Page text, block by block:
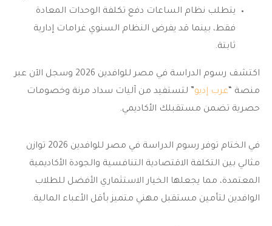
يتطلب نظام الساعات دفع تكلفة الوحدات المعادة
فقط، بينما قد يفرض النظام السنوي غرامات إدارية
ثابتة.
اكتشف رسوم الدراسة في مصر للوافدين 2026
وسجل الآن عبر
منصة “ عرب إديو” لتستفيد من آليات سداد مرنة وخصومات
حصرية تضمن مستقبلك الأكاديمي.
في الختام توفر رسوم الدراسة في مصر للوافدين 2026
توازن
مثالي بين التكلفة الاقتصادية التنافسية والجودة الأكاديمية
المعتمدة، مما يجعلها الخيار الاستثماري الأفضل للطلاب
الوافدين لتأمين مستقبل مهني متميز بأقل الأعباء المالية.